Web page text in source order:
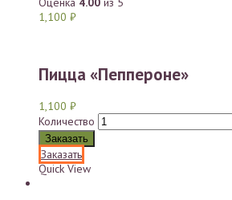
1,100 ₽
Пицца «Пеппероне»
1,100 ₽
Количество
Заказать
Заказать
Quick View